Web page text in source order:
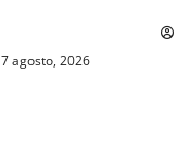
7 agosto, 2026